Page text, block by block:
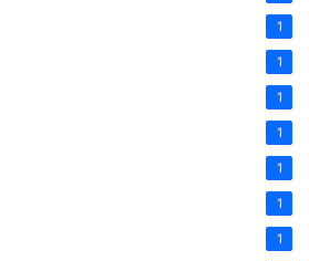
1
1
1
1
1
1
1